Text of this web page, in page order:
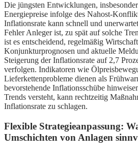
Die jüngsten Entwicklungen,
Energiepreise infolge des Nahost-
Inflationsrate kann schnell und
Fehler Anleger ist, zu spät auf solche
ist es entscheidend, regelmäßig
Konjunkturprognosen und aktuelle
Steigerung der Inflationsrate auf 2,7
verfolgen. Indikatoren wie
Lieferkettenprobleme dienen als
bevorstehende Inflationsschübe
Trends versteht, kann rechtzeitig
Inflationsrate zu schlagen.
Flexible Strategieanpassung:
Umschichten von Anlagen